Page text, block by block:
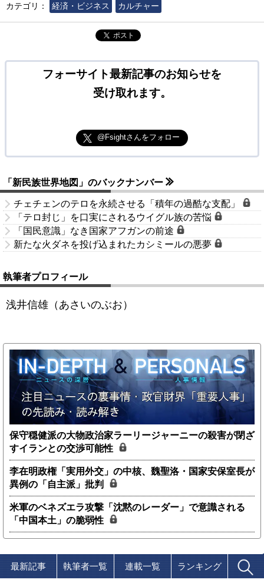
カテゴリ：
経済・ビジネス カルチャー
ポスト
フォーサイト最新記事のお知らせを
受け取れます。
@Fsightさんをフォロー
「新民族世界地図」のバックナンバー
チェチェンのテロを永続させる「積年の過酷な支配」
「テロ封じ」を口実にされるウイグル族の苦悩
「国民意識」なき国家アフガンの前途
新たな火ダネを投げ込まれたカシミールの悪夢
執筆者プロフィール
浅井信雄（あさいのぶお）
保守穏健派の大物政治家ラーリージャーニーの殺害が閉ざ
すイランとの交渉可能性
李在明政権「実用外交」の中核、魏聖洛・国家安保室長が
異例の「自主派」批判
米軍のベネズエラ攻撃「沈黙のレーダー」で意識される
「中国本土」の脆弱性
最新記事 執筆者一覧 連載一覧 ランキング